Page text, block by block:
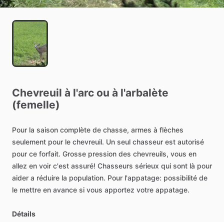
Chevreuil à l'arc ou à l'arbalète
(femelle)
Pour la saison complète de chasse, armes à flèches
seulement pour le chevreuil. Un seul chasseur est autorisé
pour ce forfait. Grosse pression des chevreuils, vous en
allez en voir c'est assuré! Chasseurs sérieux qui sont là pour
aider a réduire la population. Pour l'appatage: possibilité de
le mettre en avance si vous apportez votre appatage.
Détails